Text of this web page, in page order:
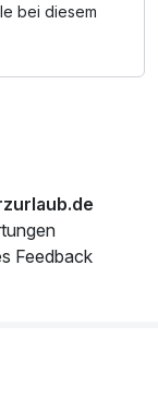
lieber ruhiger
Umgebung
sowie
bei diesem
Feedback